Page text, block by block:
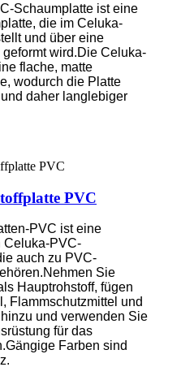
Schaumplatte ist eine
die im Celuka-
und über eine
wird.Die Celuka-
flache, matte
wodurch die Platte
daher langlebiger
PVC
PVC ist eine
Celuka-PVC-
auch zu PVC-
Sie
Hauptrohstoff, fügen
Flammschutzmittel und
und verwenden Sie
für das
Farben sind